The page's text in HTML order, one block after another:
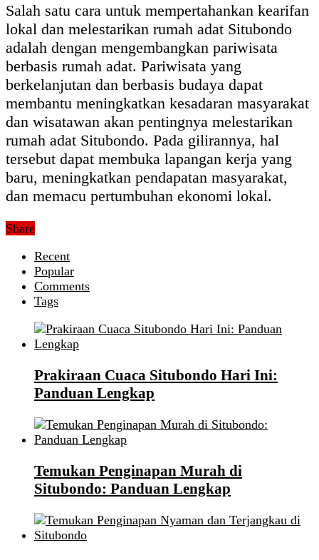
Salah satu cara untuk mempertahankan kearifan
lokal dan melestarikan rumah adat Situbondo
adalah dengan mengembangkan pariwisata
berbasis rumah adat. Pariwisata yang
berkelanjutan dan berbasis budaya dapat
membantu meningkatkan kesadaran masyarakat
dan wisatawan akan pentingnya melestarikan
rumah adat Situbondo. Pada gilirannya, hal
tersebut dapat membuka lapangan kerja yang
baru, meningkatkan pendapatan masyarakat,
dan memacu pertumbuhan ekonomi lokal.
Share
Recent
Popular
Comments
Tags
Prakiraan Cuaca Situbondo Hari Ini:
Panduan Lengkap
Temukan Penginapan Murah di
Situbondo: Panduan Lengkap